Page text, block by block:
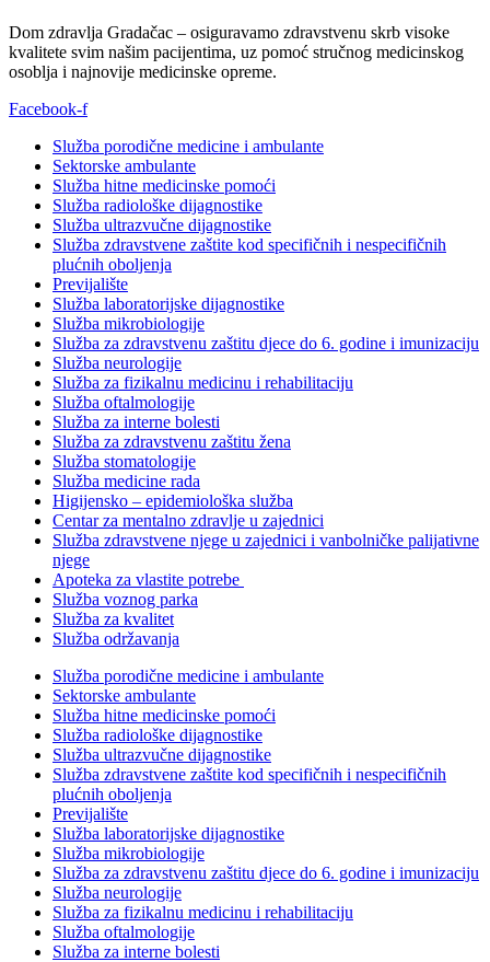
Dom zdravlja Gradačac – osiguravamo zdravstvenu skrb visoke
kvalitete svim našim pacijentima, uz pomoć stručnog medicinskog
osoblja i najnovije medicinske opreme.
Facebook-f
Služba porodične medicine i ambulante
Sektorske ambulante
Služba hitne medicinske pomoći
Služba radiološke dijagnostike
Služba ultrazvučne dijagnostike
Služba zdravstvene zaštite kod specifičnih i nespecifičnih
plućnih oboljenja
Previjalište
Služba laboratorijske dijagnostike
Služba mikrobiologije
Služba za zdravstvenu zaštitu djece do 6. godine i imunizaciju
Služba neurologije
Služba za fizikalnu medicinu i rehabilitaciju
Služba oftalmologije
Služba za interne bolesti
Služba za zdravstvenu zaštitu žena
Služba stomatologije
Služba medicine rada
Higijensko – epidemiološka služba
Centar za mentalno zdravlje u zajednici
Služba zdravstvene njege u zajednici i vanbolničke palijativne
njege
Apoteka za vlastite potrebe
Služba voznog parka
Služba za kvalitet
Služba održavanja
Služba porodične medicine i ambulante
Sektorske ambulante
Služba hitne medicinske pomoći
Služba radiološke dijagnostike
Služba ultrazvučne dijagnostike
Služba zdravstvene zaštite kod specifičnih i nespecifičnih
plućnih oboljenja
Previjalište
Služba laboratorijske dijagnostike
Služba mikrobiologije
Služba za zdravstvenu zaštitu djece do 6. godine i imunizaciju
Služba neurologije
Služba za fizikalnu medicinu i rehabilitaciju
Služba oftalmologije
Služba za interne bolesti